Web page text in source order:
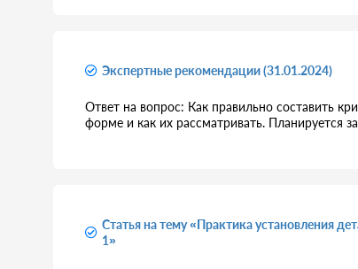
Экспертные рекомендации (31.01.2024)
Ответ на вопрос: Как правильно составить
форме и как их рассматривать. Планируется
Статья на тему «Практика установления
1»